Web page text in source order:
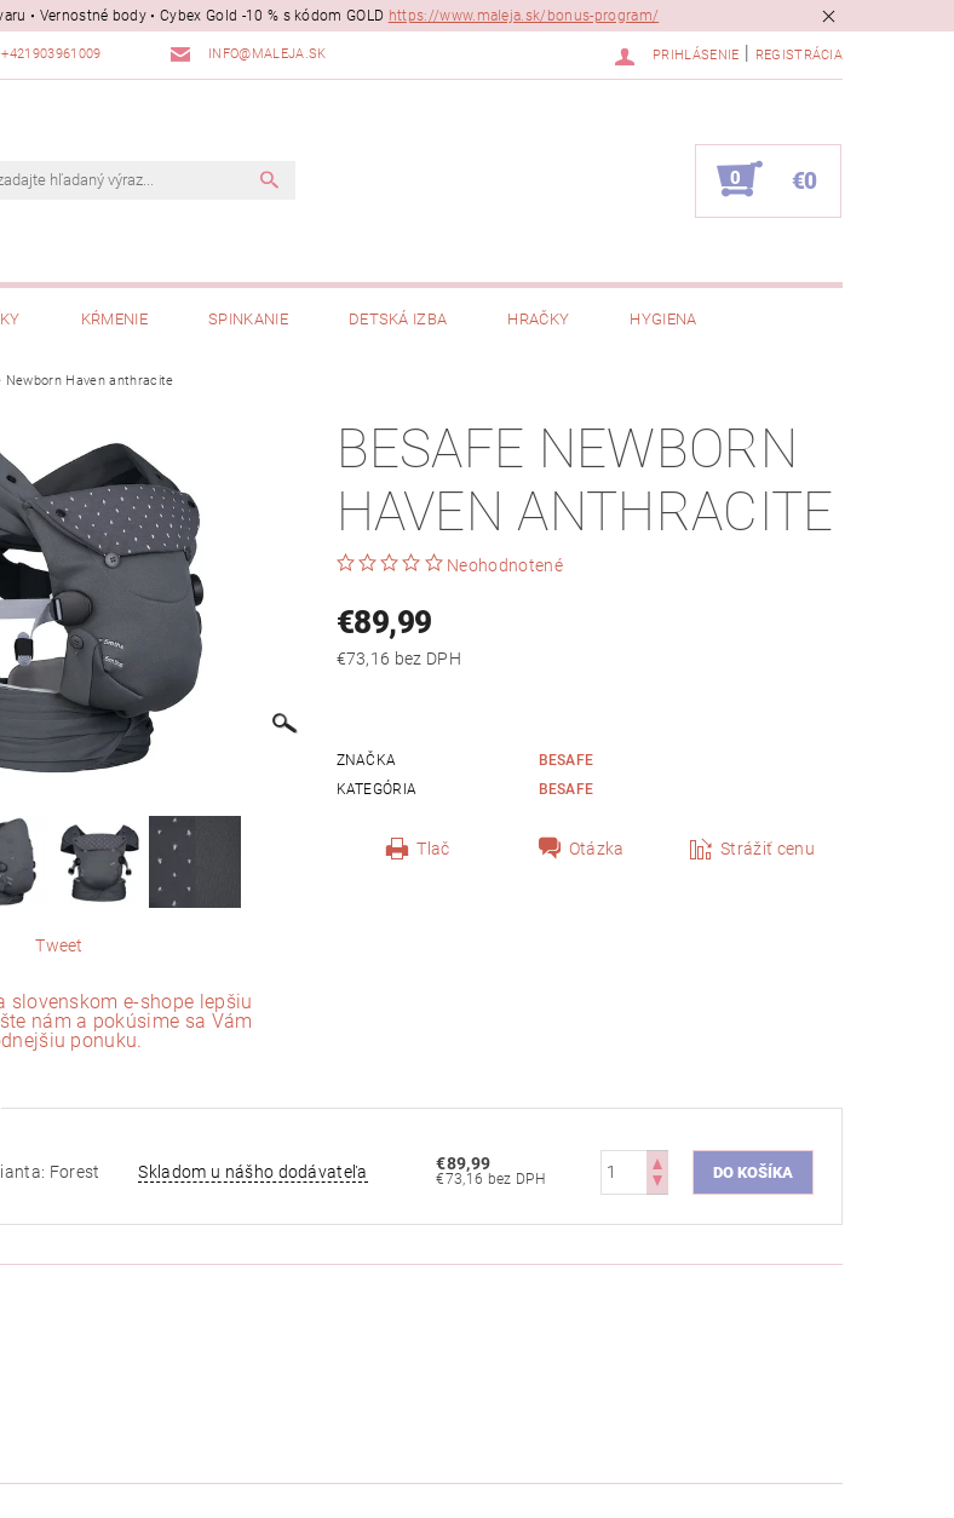
• Vernostné body • Cybex Gold -10 % s kódom GOLD https://www.maleja.sk/bonus-program/
+421903961009 INFO@MALEJA.SK PRIHLÁSENIE REGISTRÁCIA
0 €0
KŔMENIE SPINKANIE DETSKÁ IZBA HRAČKY HYGIENA
Newborn Haven anthracite
Tweet
BESAFE NEWBORN
HAVEN ANTHRACITE
Neohodnotené
€89,99
€73,16 bez DPH
ZNAČKA
BESAFE
KATEGÓRIA
BESAFE
Tlač Otázka Strážiť cenu
slovenskom e-shope lepšiu
nám a pokúsime sa Vám
ponuku.
Forest Skladom u nášho dodávateľa €89,99
€73,16 bez DPH